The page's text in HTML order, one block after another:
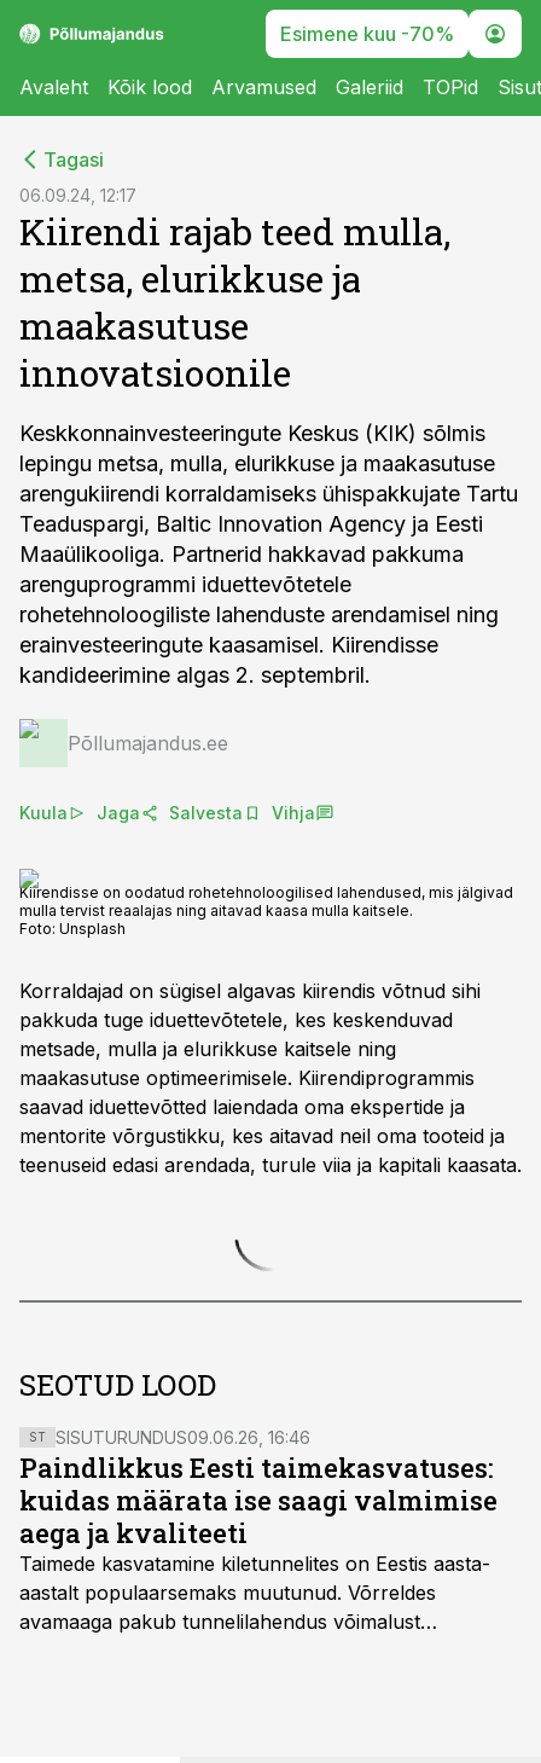
Esimene kuu -70%
Avaleht Kõik lood Arvamused Galeriid TOPid
Tagasi
06.09.24, 12:17
Kiirendi rajab teed mulla,
metsa, elurikkuse ja
maakasutuse
innovatsioonile
Keskkonnainvesteeringute Keskus (KIK) sõlmis
lepingu metsa, mulla, elurikkuse ja maakasutuse
arengukiirendi korraldamiseks ühispakkujate Tartu
Teaduspargi, Baltic Innovation Agency ja Eesti
Maaülikooliga. Partnerid hakkavad pakkuma
arenguprogrammi iduettevõtetele
rohetehnoloogiliste lahenduste arendamisel ning
erainvesteeringute kaasamisel. Kiirendisse
kandideerimine algas 2. septembril.
Põllumajandus.ee
Kuula Jaga Salvesta Vihja
Kiirendisse on oodatud rohetehnoloogilised lahendused, mis jälgivad
mulla tervist reaalajas ning aitavad kaasa mulla kaitsele.
Foto: Unsplash
Korraldajad on sügisel algavas kiirendis võtnud sihi
pakkuda tuge iduettevõtetele, kes keskenduvad
metsade, mulla ja elurikkuse kaitsele ning
maakasutuse optimeerimisele. Kiirendiprogrammis
saavad iduettevõtted laiendada oma ekspertide ja
mentorite võrgustikku, kes aitavad neil oma tooteid ja
teenuseid edasi arendada, turule viia ja kapitali kaasata.
SEOTUD LOOD
ST SISUTURUNDUS09.06.26, 16:46
Paindlikkus Eesti taimekasvatuses:
kuidas määrata ise saagi valmimise
aega ja kvaliteeti
Taimede kasvatamine kiletunnelites on Eestis aasta-
aastalt populaarsemaks muutunud. Võrreldes
avamaaga pakub tunnelilahendus võimalust